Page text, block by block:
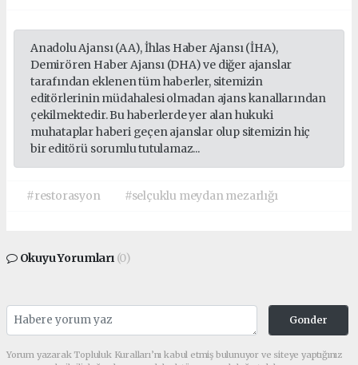
Anadolu Ajansı (AA), İhlas Haber Ajansı (İHA),
Demirören Haber Ajansı (DHA) ve diğer ajanslar
tarafından eklenen tüm haberler, sitemizin
editörlerinin müdahalesi olmadan ajans kanallarından
çekilmektedir. Bu haberlerde yer alan hukuki
muhataplar haberi geçen ajanslar olup sitemizin hiç
bir editörü sorumlu tutulamaz...
#restorasyon #selçuklu meydan mezarlığı
Okuyu Yorumları (0)
Gonder
Yorum yazarak Topluluk Kuralları’nı kabul etmiş bulunuyor ve siteye yaptığınız